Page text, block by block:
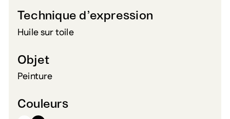
Technique d’expression
Huile sur toile
Objet
Peinture
Couleurs